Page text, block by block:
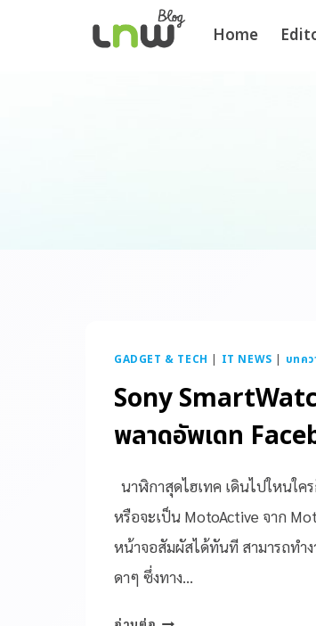
Home
GADGET & TECH | IT NEWS | บทคว
Sony
พลาดอัพเดท
นาฬิกาสุดไฮเทค เดินไปใหนใค
หรือจะเป็น MotoActive จาก
หน้าจอสัมผัสได้ทันที สามารถทำ
ดาๆ ซึ่งทาง…